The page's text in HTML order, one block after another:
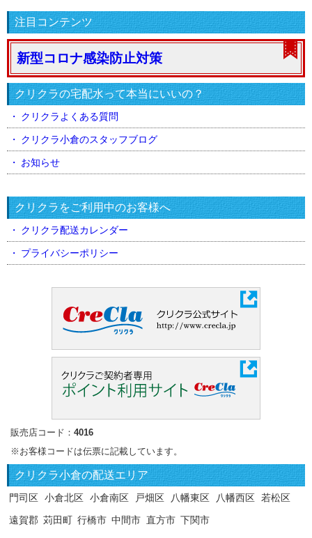
有
注目コンテンツ
新型コロナ感染防止対策
クリクラの宅配水って本当にいいの？
クリクラよくある質問
クリクラ小倉のスタッフブログ
お知らせ
クリクラをご利用中のお客様へ
クリクラ配送カレンダー
プライバシーポリシー
販売店コード： 4016
※お客様コードは伝票に記載しています。
クリクラ小倉の配送エリア
門司区 小倉北区 小倉南区 戸畑区 八幡東区 八幡西区 若松区
遠賀郡 苅田町 行橋市 中間市 直方市 下関市